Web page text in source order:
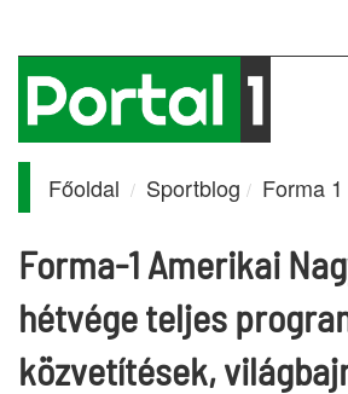
Főoldal Sportblog Forma 1
Forma-1 Amerikai
hétvége teljes
közvetítések,